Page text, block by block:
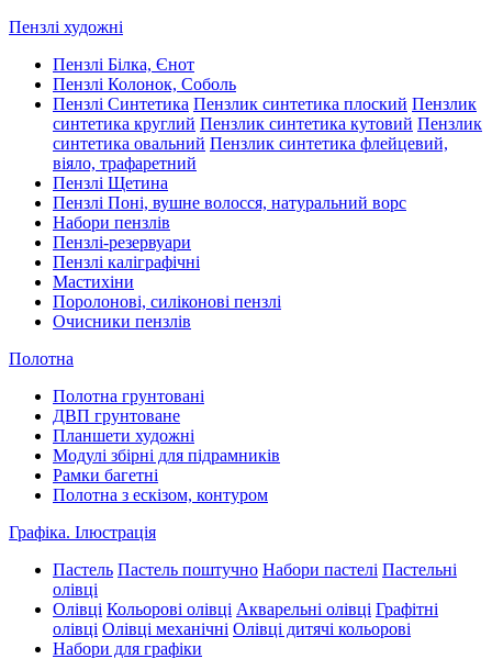
Пензлі художні
Пензлі Білка, Єнот
Пензлі Колонок, Соболь
Пензлі Синтетика Пензлик синтетика плоский Пензлик
синтетика круглий Пензлик синтетика кутовий Пензлик
синтетика овальний Пензлик синтетика флейцевий,
віяло, трафаретний
Пензлі Щетина
Пензлі Поні, вушне волосся, натуральний ворс
Набори пензлів
Пензлі-резервуари
Пензлі каліграфічні
Мастихіни
Поролонові, силіконові пензлі
Очисники пензлів
Полотна
Полотна грунтовані
ДВП грунтоване
Планшети художні
Модулі збірні для підрамників
Рамки багетні
Полотна з ескізом, контуром
Графіка. Ілюстрація
Пастель Пастель поштучно Набори пастелі Пастельні
олівці
Олівці Кольорові олівці Акварельні олівці Графітні
олівці Олівці механічні Олівці дитячі кольорові
Набори для графіки